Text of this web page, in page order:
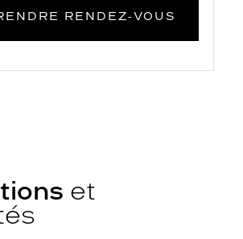
RENDEZ‑VOUS
et